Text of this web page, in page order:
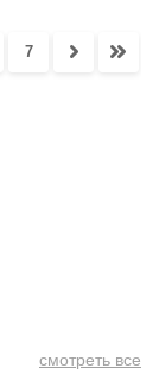
7
смотреть все